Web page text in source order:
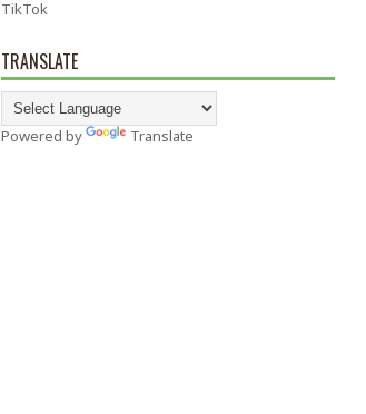
TikTok
TRANSLATE
Powered by Translate